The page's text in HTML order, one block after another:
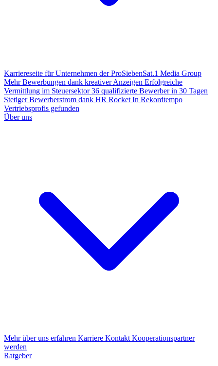
Karriereseite für Unternehmen der ProSiebenSat.1 Media Group
Mehr Bewerbungen dank kreativer Anzeigen Erfolgreiche
Vermittlung im Steuersektor36 qualifizierte Bewerber in 30 Tagen
Stetiger Bewerberstrom dank HR Rocket In Rekordtempo
Vertriebsprofis gefunden
Über uns
Mehr über uns erfahren Karriere Kontakt Kooperationspartner
werden
Ratgeber